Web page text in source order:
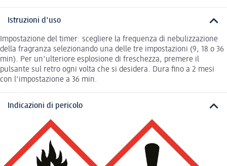
Istruzioni d'uso
Impostazione del timer: scegliere la frequenza di nebulizzazione
della fragranza selezionando una delle tre impostazioni (9, 18 o 36
min). Per un'ulteriore esplosione di freschezza, premere il
pulsante sul retro ogni volta che si desidera. Dura fino a 2 mesi
con l'impostazione a 36 min.
Indicazioni di pericolo